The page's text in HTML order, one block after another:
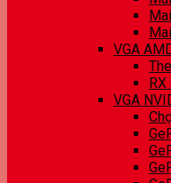
VGA
VGA